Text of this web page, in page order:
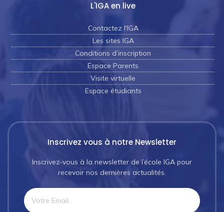
L'IGA en live
Contactez l'IGA
Les sites IGA
Conditions d’inscription
Espace Parents
Visite virtuelle
Espace étudiants
Inscrivez vous à notre Newsletter
Inscrivez-vous à la newsletter de l’école IGA pour
recevoir nos dernières actualités.